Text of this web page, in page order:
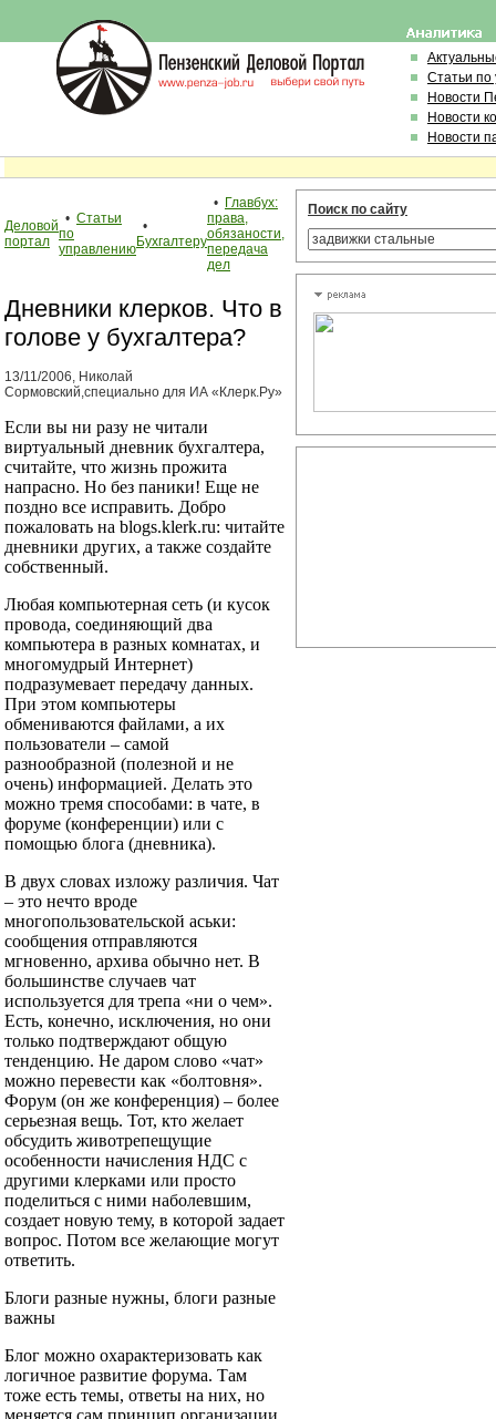
Статьи по
Новости
Новости
Новости
Деловой
портал
• Статьи
по
управлению
•
Бухгалтеру
• Главбух:
права,
обязаности,
передача
дел
Дневники клерков. Что в
голове у бухгалтера?
13/11/2006, Николай
Сормовский,специально для ИА «Клерк.Ру»
Если вы ни разу не читали
виртуальный дневник бухгалтера,
считайте, что жизнь прожита
напрасно. Но без паники! Еще не
поздно все исправить. Добро
пожаловать на blogs.klerk.ru: читайте
дневники других, а также создайте
собственный.
Любая компьютерная сеть (и кусок
провода, соединяющий два
компьютера в разных комнатах, и
многомудрый Интернет)
подразумевает передачу данных.
При этом компьютеры
обмениваются файлами, а их
пользователи – самой
разнообразной (полезной и не
очень) информацией. Делать это
можно тремя способами: в чате, в
форуме (конференции) или с
помощью блога (дневника).
В двух словах изложу различия. Чат
– это нечто вроде
многопользовательской аськи:
сообщения отправляются
мгновенно, архива обычно нет. В
большинстве случаев чат
используется для трепа «ни о чем».
Есть, конечно, исключения, но они
только подтверждают общую
тенденцию. Не даром слово «чат»
можно перевести как «болтовня».
Форум (он же конференция) – более
серьезная вещь. Тот, кто желает
обсудить животрепещущие
особенности начисления НДС с
другими клерками или просто
поделиться с ними наболевшим,
создает новую тему, в которой задает
вопрос. Потом все желающие могут
ответить.
Блоги разные нужны, блоги разные
важны
Блог можно охарактеризовать как
логичное развитие форума. Там
тоже есть темы, ответы на них, но
меняется сам принцип организации
Поиск по сайту